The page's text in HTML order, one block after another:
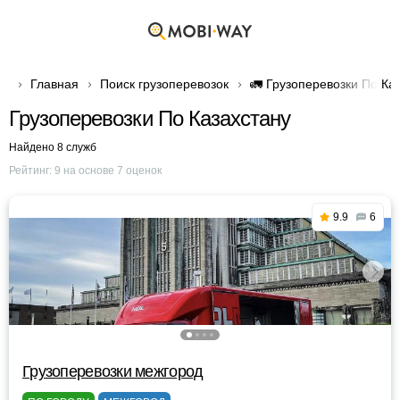
Главная Поиск грузоперевозок 🚛 Грузоперевозки По
Грузоперевозки По Казахстану
Найдено 8 служб
Рейтинг: 9 на основе 7 оценок
9.9 6
Грузоперевозки межгород